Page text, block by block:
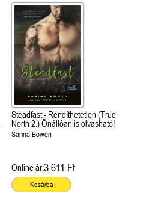
Steadfast - Rendíthetetlen (True
North 2.) Önállóan is olvasható!
Sarina Bowen
Online ár:3 611 Ft
Kosárba